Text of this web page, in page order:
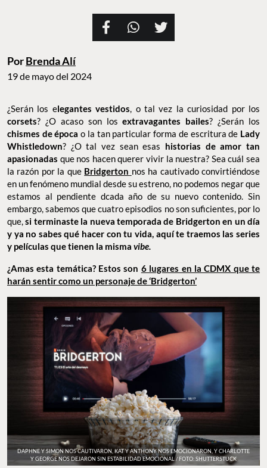
PorBrenda Alí
19 de mayo del 2024
¿Serán los elegantes vestidos, o tal vez la curiosidad por los
corsets? ¿O acaso son losextravagantes bailes? ¿Serán los
chismes de época o la tan particular forma de escritura de Lady
Whistledown? ¿O tal vez sean esas historias de amor tan
apasionadas que nos hacen querer vivir la nuestra? Sea cuál sea
la razón por la que Bridgerton nos ha cautivado convirtiéndose
en un fenómeno mundial desde su estreno, no podemos negar que
estamos al pendiente dcada año de su nuevo contenido. Sin
embargo, sabemos que cuatro episodios no son suficientes, por lo
que,si terminaste la nueva temporada de Bridgerton en un día
y ya no sabes qué hacer con tu vida, aquí te traemos las series
y películas que tienen la misma vibe.
¿Amas esta temática? Estos son 6 lugares en la CDMX que te
harán sentir como un personaje de ‘Bridgerton’
DAPHNE Y SIMON NOS CAUTIVARON, KAT Y ANTHONY NOS EMOCIONARON, Y CHARLOTTE
Y GEORGE NOS DEJARON SIN ESTABILIDAD EMOCIONAL / FOTO: SHUTTERSTUCK